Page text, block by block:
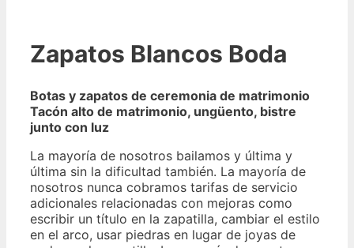
Zapatos Blancos Boda
Botas y zapatos de ceremonia de matrimonio
Tacón alto de matrimonio, ungüento, bistre
junto con luz
La mayoría de nosotros bailamos y última y
última sin la dificultad también. La mayoría de
nosotros nunca cobramos tarifas de servicio
adicionales relacionadas con mejoras como
escribir un título en la zapatilla, cambiar el estilo
en el arco, usar piedras en lugar de joyas de